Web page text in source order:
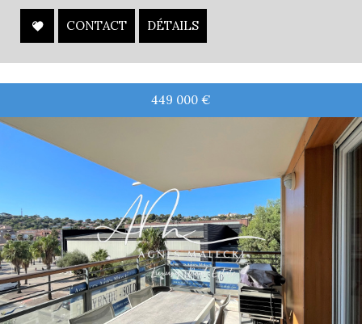
CONTACT DÉTAILS
449 000 €